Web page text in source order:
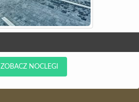
ZOBACZ NOCLEGI